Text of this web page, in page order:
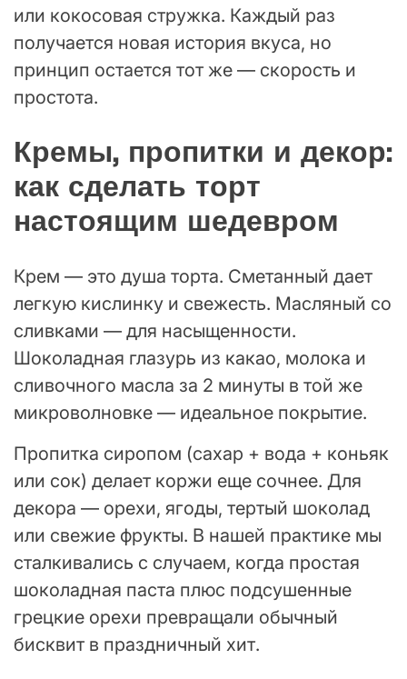
или кокосовая стружка. Каждый раз
получается новая история вкуса, но
принцип остается тот же — скорость и
простота.
Кремы, пропитки и декор:
как сделать торт
настоящим шедевром
Крем — это душа торта. Сметанный дает
легкую кислинку и свежесть. Масляный со
сливками — для насыщенности.
Шоколадная глазурь из какао, молока и
сливочного масла за 2 минуты в той же
микроволновке — идеальное покрытие.
Пропитка сиропом (сахар + вода + коньяк
или сок) делает коржи еще сочнее. Для
декора — орехи, ягоды, тертый шоколад
или свежие фрукты. В нашей практике мы
сталкивались с случаем, когда простая
шоколадная паста плюс подсушенные
грецкие орехи превращали обычный
бисквит в праздничный хит.